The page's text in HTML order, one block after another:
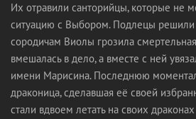
Их отравили санторийцы, которые не
ситуацию с Выбором. Подлецы решили
сородичам Виолы грозила
вмешалась в дело, а вместе с ней
имени Марисина. Последнюю
драконица, сделавшая её своей
стали вдвоем летать на своих